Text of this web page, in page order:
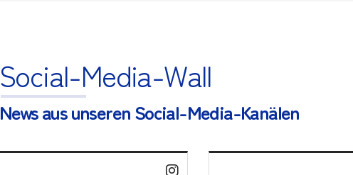
Social-Media-Wall
News aus unseren Social-Media-Kanälen